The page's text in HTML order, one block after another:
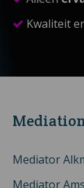
Kwaliteit
Mediator
Mediator